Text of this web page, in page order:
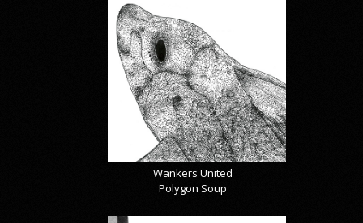
Wankers United
Polygon Soup